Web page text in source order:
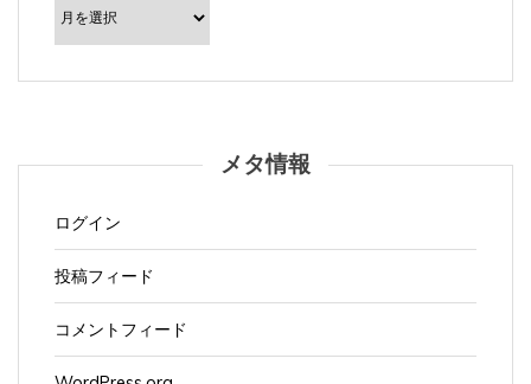
カ
メタ情報
ログイン
投稿フィード
コメントフィード
WordPress.org